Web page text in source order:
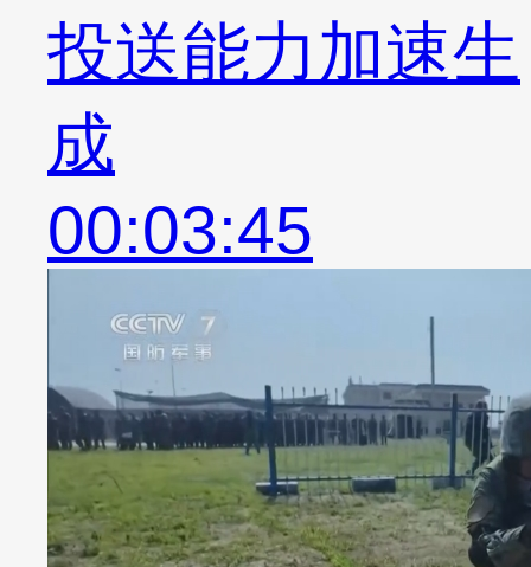
投送能力加速生
成
00:03:45